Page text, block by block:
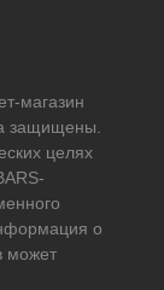
магазин
защищены.
целях
о
может